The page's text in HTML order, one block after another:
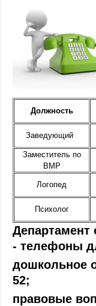
Должность
Заведующий
Заместитель по
ВМР
Логопед
Психолог
Департамент
- телефоны
дошкольное
52;
правовые